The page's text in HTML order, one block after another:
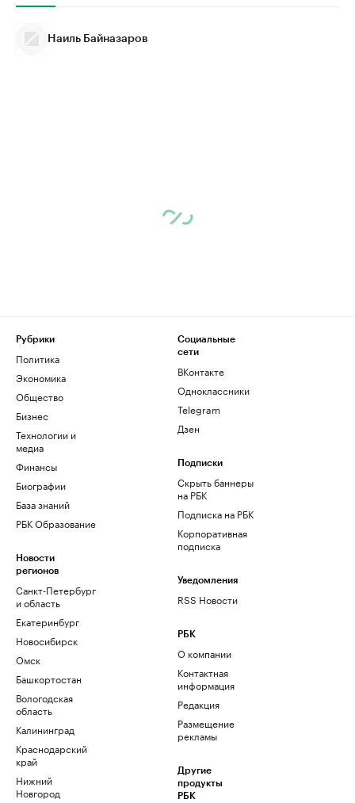
Наиль Байназаров
Рубрики
Политика
Экономика
Общество
Бизнес
Технологии и
медиа
Финансы
Биографии
База знаний
РБК Образование
Новости
регионов
Санкт-Петербург
и область
Екатеринбург
Новосибирск
Омск
Башкортостан
Вологодская
область
Калининград
Краснодарский
край
Нижний
Новгород
Социальные
сети
ВКонтакте
Одноклассники
Telegram
Дзен
Подписки
Скрыть баннеры
на РБК
Подписка на РБК
Корпоративная
подписка
Уведомления
RSS Новости
РБК
О компании
Контактная
информация
Редакция
Размещение
рекламы
Другие
продукты
РБК